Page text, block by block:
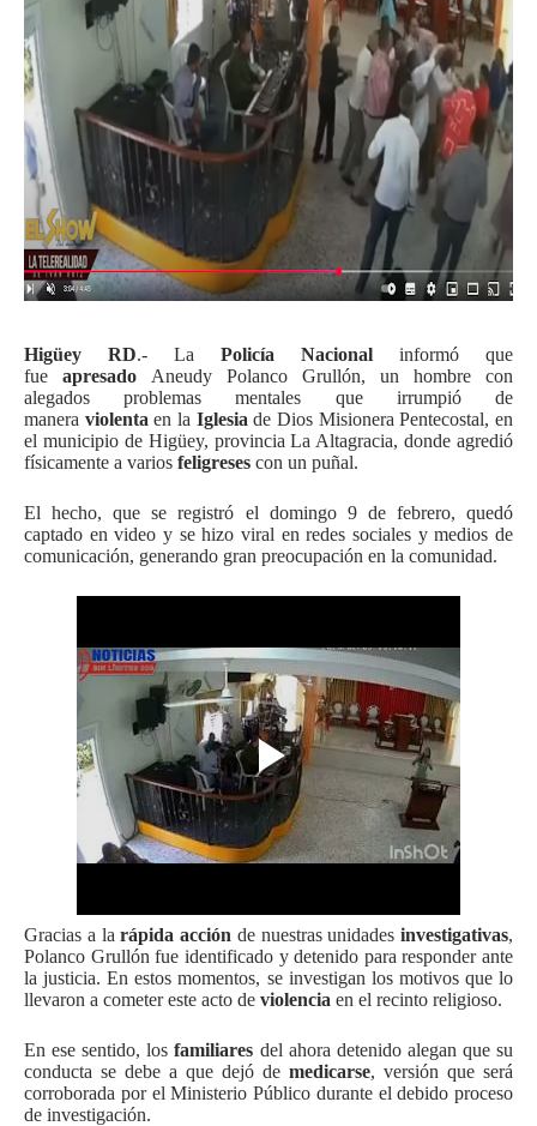
Higüey RD.- La Policía Nacional informó que
fue apresado Aneudy Polanco Grullón, un hombre con
alegados problemas mentales que irrumpió de
manera violenta en la Iglesia de Dios Misionera Pentecostal, en
el municipio de Higüey, provincia La Altagracia, donde agredió
físicamente a varios feligreses con un puñal.
El hecho, que se registró el domingo 9 de febrero, quedó
captado en video y se hizo viral en redes sociales y medios de
comunicación, generando gran preocupación en la comunidad.
Gracias a larápida acción de nuestras unidades investigativas,
Polanco Grullón fue identificado y detenido para responder ante
la justicia. En estos momentos, se investigan los motivos que lo
llevaron a cometer este acto de violencia en el recinto religioso.
En ese sentido, losfamiliares del ahora detenido alegan que su
conducta se debe a que dejó de medicarse, versión que será
corroborada por el Ministerio Público durante el debido proceso
de investigación.